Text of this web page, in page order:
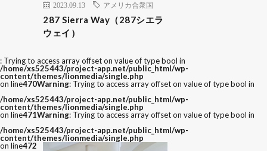
2023.09.13 アメリカ合衆国
287 Sierra Way（287シエラ
ウェイ）
: Trying to access array offset on value of type bool in
/home/xs525443/project-app.net/public_html/wp-
content/themes/lionmedia/single.php
on line470Warning: Trying to access array offset on value of type bool in
/home/xs525443/project-app.net/public_html/wp-
content/themes/lionmedia/single.php
on line471Warning: Trying to access array offset on value of type bool in
/home/xs525443/project-app.net/public_html/wp-
content/themes/lionmedia/single.php
on line472